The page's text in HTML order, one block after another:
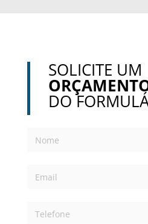
SOLICITE UM
DO